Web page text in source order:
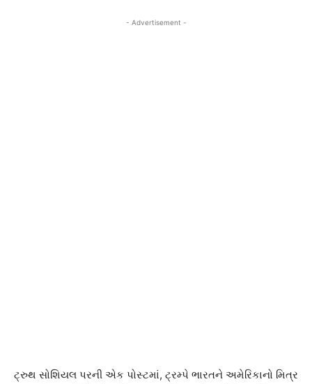
- Advertisement -
ટ્રુથ સોશિયલ પરની એક પોસ્ટમાં, ટ્રમ્પે ભારતને અમેરિકાનો મિત્ર